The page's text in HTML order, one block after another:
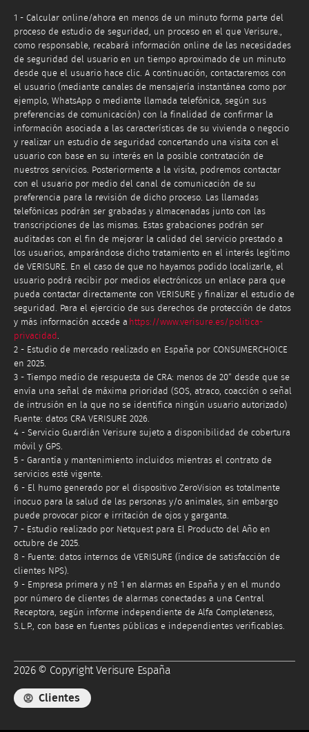
1 - Calcular online/ahora en menos de un minuto forma parte del
proceso de estudio de seguridad, un proceso en el que Verisure.,
como responsable, recabará información online de las necesidades
de seguridad del usuario en un tiempo aproximado de un minuto
desde que el usuario hace clic. A continuación, contactaremos con
el usuario (mediante canales de mensajería instantánea como por
ejemplo, WhatsApp o mediante llamada telefónica, según sus
preferencias de comunicación) con la finalidad de confirmar la
información asociada a las características de su vivienda o negocio
y realizar un estudio de seguridad concertando una visita con el
usuario con base en su interés en la posible contratación de
nuestros servicios. Posteriormente a la visita, podremos contactar
con el usuario por medio del canal de comunicación de su
preferencia para la revisión de dicho proceso. Las llamadas
telefónicas podrán ser grabadas y almacenadas junto con las
transcripciones de las mismas. Estas grabaciones podrán ser
auditadas con el fin de mejorar la calidad del servicio prestado a
los usuarios, amparándose dicho tratamiento en el interés legítimo
de VERISURE. En el caso de que no hayamos podido localizarle, el
usuario podrá recibir por medios electrónicos un enlace para que
pueda contactar directamente con VERISURE y finalizar el estudio de
seguridad. Para el ejercicio de sus derechos de protección de datos
y más información accede a https://www.verisure.es/politica-
privacidad.
2 - Estudio de mercado realizado en España por CONSUMERCHOICE
en 2025.
3 - Tiempo medio de respuesta de CRA: menos de 20” desde que se
envía una señal de máxima prioridad (SOS, atraco, coacción o señal
de intrusión en la que no se identifica ningún usuario autorizado)
Fuente: datos CRA VERISURE 2026.
4 - Servicio Guardián Verisure sujeto a disponibilidad de cobertura
móvil y GPS.
5 - Garantía y mantenimiento incluidos mientras el contrato de
servicios esté vigente.
6 - El humo generado por el dispositivo ZeroVision es totalmente
inocuo para la salud de las personas y/o animales, sin embargo
puede provocar picor e irritación de ojos y garganta.
7 - Estudio realizado por Netquest para El Producto del Año en
octubre de 2025.
8 - Fuente: datos internos de VERISURE (índice de satisfacción de
clientes NPS).
9 - Empresa primera y nº 1 en alarmas en España y en el mundo
por número de clientes de alarmas conectadas a una Central
Receptora, según informe independiente de Alfa Completeness,
S.L.P., con base en fuentes públicas e independientes verificables.
2026 © Copyright Verisure España
Clientes